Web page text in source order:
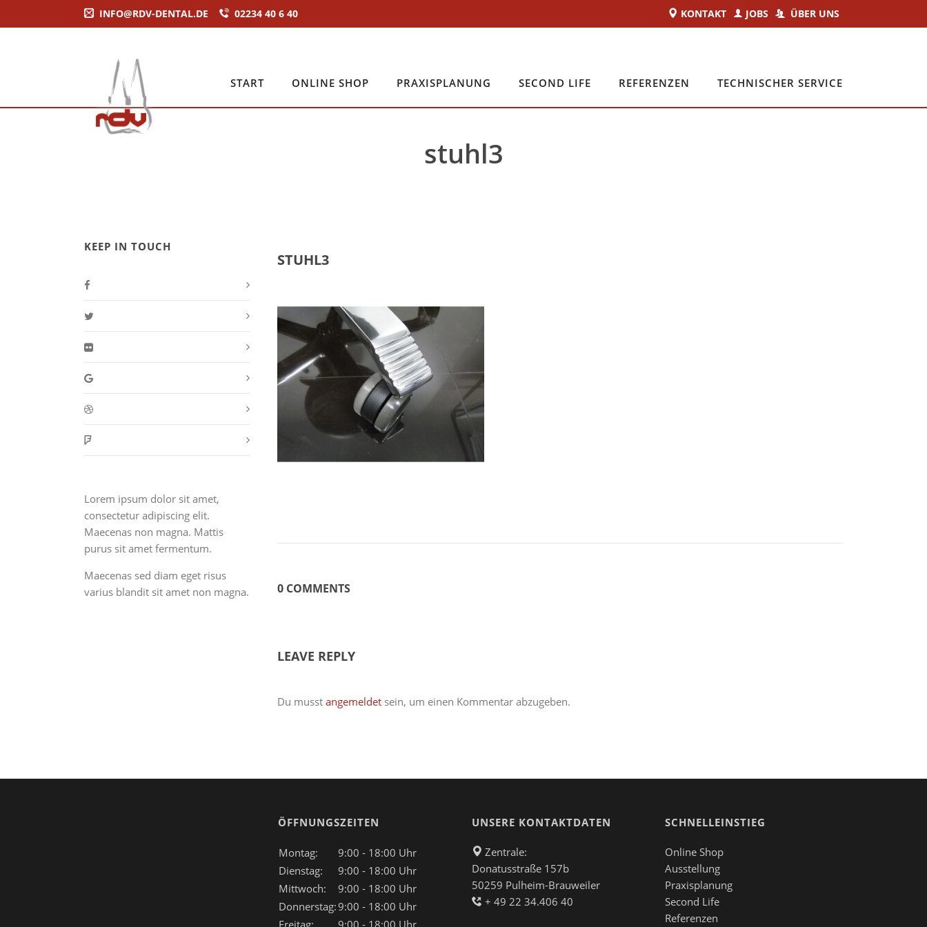
INFO@RDV-DENTAL.DE
02234 40 6 40
KONTAKT JOBS ÜBER UNS
START ONLINE SHOP PRAXISPLANUNG SECOND LIFE REFERENZEN TECHNISCHER SERVICE
stuhl3
KEEP IN TOUCH
Lorem ipsum dolor sit amet,
consectetur adipiscing elit.
Maecenas non magna. Mattis
purus sit amet fermentum.
Maecenas sed diam eget risus
varius blandit sit amet non magna.
STUHL3
0 COMMENTS
LEAVE REPLY
Du musst angemeldet sein, um einen Kommentar abzugeben.
ÖFFNUNGSZEITEN
Montag:
9:00 - 18:00 Uhr
Dienstag:
9:00 - 18:00 Uhr
Mittwoch:
9:00 - 18:00 Uhr
Donnerstag:9:00 - 18:00 Uhr
Freitag:
9:00 - 18:00 Uhr
UNSERE KONTAKTDATEN
Zentrale:
Donatusstraße 157b
50259 Pulheim-Brauweiler
+ 49 22 34.406 40
SCHNELLEINSTIEG
Online Shop
Ausstellung
Praxisplanung
Second Life
Referenzen